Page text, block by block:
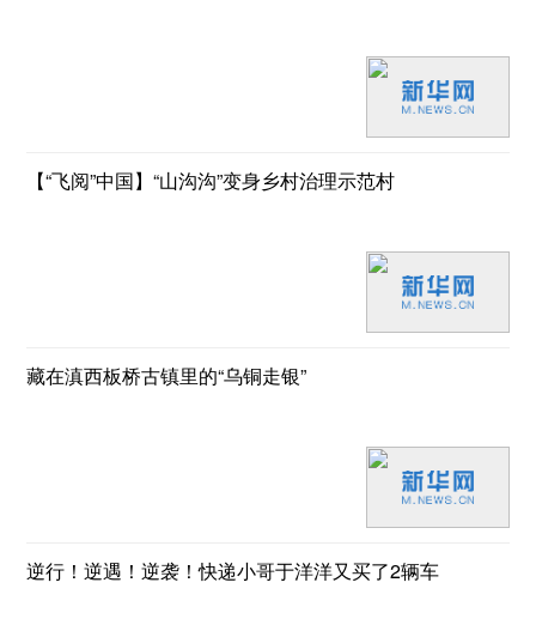
【“飞阅”中国】“山沟沟”变身乡村治理示范村
藏在滇西板桥古镇里的“乌铜走银”
逆行！逆遇！逆袭！快递小哥于洋洋又买了2辆车